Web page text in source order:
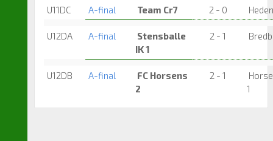
U11DC A-final Team Cr7 2 - 0
U12DA A-final
Stensballe
IK 1
2 - 1
U12DB A-final
FC Horsens
2
2 - 1
1